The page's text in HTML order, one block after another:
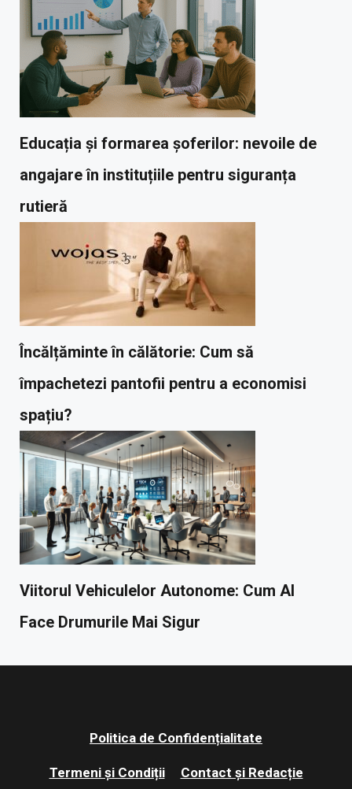
Educația și formarea șoferilor: nevoile de
angajare în instituțiile pentru siguranța
rutieră
Încălțăminte în călătorie: Cum să
împachetezi pantofii pentru a economisi
spațiu?
Viitorul Vehiculelor Autonome: Cum AI
Face Drumurile Mai Sigur
Politica de Confidențialitate
Termeni și Condiții Contact și Redacție